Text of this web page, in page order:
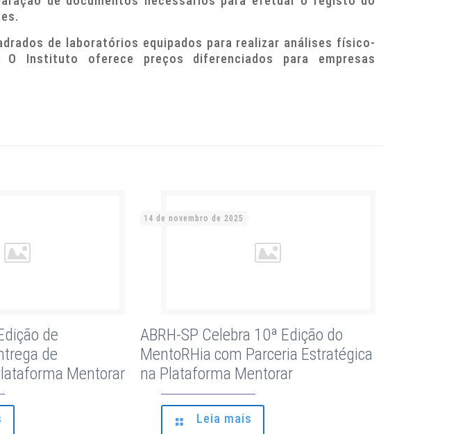
de laboratórios equipados para realizar análises físico-
O Instituto oferece preços diferenciados para empresas
de
de
Mentorar
14 de novembro de 2025
ABRH-SP Celebra 10ª Edição do
MentoRHia com Parceria Estratégica
na Plataforma Mentorar
Leia mais